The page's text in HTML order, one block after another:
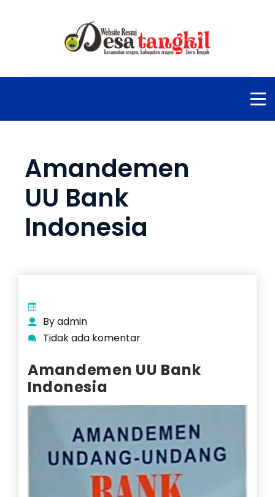
Amandemen
UU Bank
Indonesia
By admin
Tidak ada komentar
Amandemen UU Bank
Indonesia